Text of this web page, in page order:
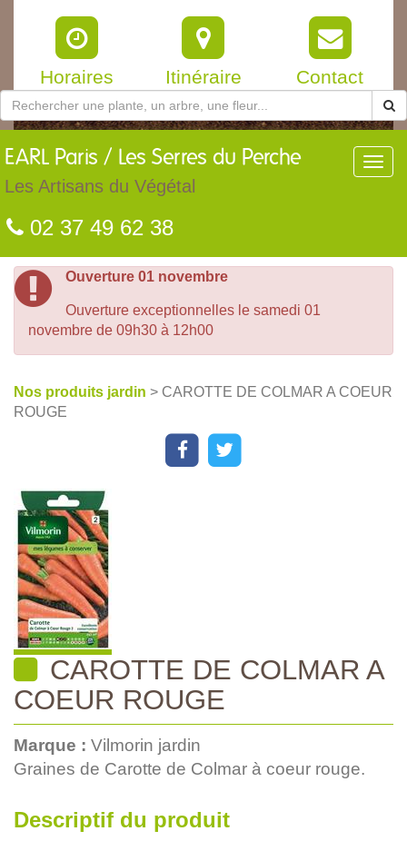
Horaires Itinéraire Contact
EARL Paris / Les Serres du Perche
Les Artisans du Végétal
02 37 49 62 38
Ouverture 01 novembre
Ouverture exceptionnelles le samedi 01
novembre de 09h30 à 12h00
Nos produits jardin > CAROTTE DE COLMAR A COEUR
ROUGE
CAROTTE DE COLMAR A
COEUR ROUGE
Marque : Vilmorin jardin
Graines de Carotte de Colmar à coeur rouge.
Descriptif du produit